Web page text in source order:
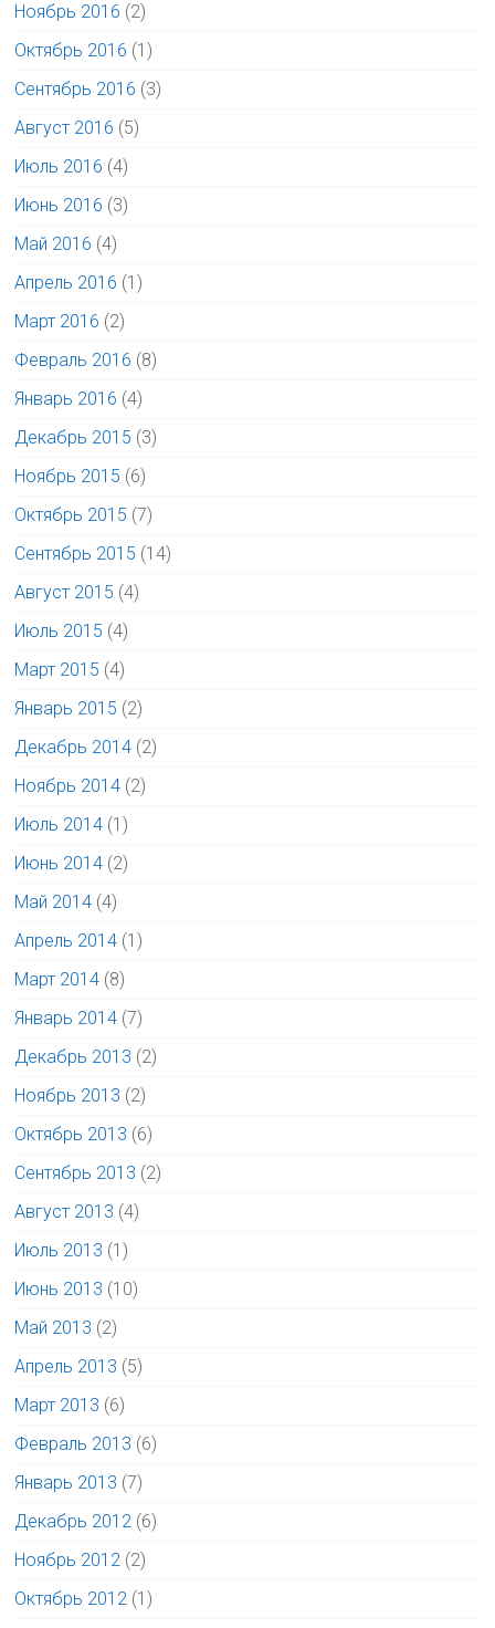
Ноябрь 2016 (2)
Октябрь 2016 (1)
Сентябрь 2016 (3)
Август 2016 (5)
Июль 2016 (4)
Июнь 2016 (3)
Май 2016 (4)
Апрель 2016 (1)
Март 2016 (2)
Февраль 2016 (8)
Январь 2016 (4)
Декабрь 2015 (3)
Ноябрь 2015 (6)
Октябрь 2015 (7)
Сентябрь 2015 (14)
Август 2015 (4)
Июль 2015 (4)
Март 2015 (4)
Январь 2015 (2)
Декабрь 2014 (2)
Ноябрь 2014 (2)
Июль 2014 (1)
Июнь 2014 (2)
Май 2014 (4)
Апрель 2014 (1)
Март 2014 (8)
Январь 2014 (7)
Декабрь 2013 (2)
Ноябрь 2013 (2)
Октябрь 2013 (6)
Сентябрь 2013 (2)
Август 2013 (4)
Июль 2013 (1)
Июнь 2013 (10)
Май 2013 (2)
Апрель 2013 (5)
Март 2013 (6)
Февраль 2013 (6)
Январь 2013 (7)
Декабрь 2012 (6)
Ноябрь 2012 (2)
Октябрь 2012 (1)